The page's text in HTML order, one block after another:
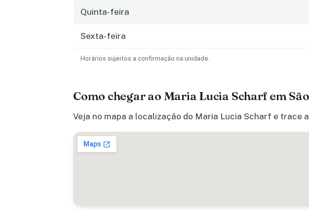
Quinta-feira
Sexta-feira
Horários sujeitos a confirmação na unidade.
Como chegar ao Maria Lucia Scharf em
Veja no mapa a localização do Maria Lucia Scharf e trace